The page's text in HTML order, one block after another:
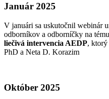
Január 2025
V januári sa uskutočnil webinár
odborníkov a odborníčky na tému
liečivá intervencia AEDP, ktorý
PhD a Neta D. Korazim
Október 2025